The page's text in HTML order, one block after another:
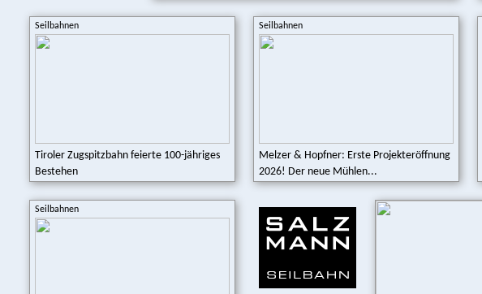
Seilbahnen
Tiroler Zugspitzbahn feierte 100-jähriges
Bestehen
Seilbahnen
Melzer & Hopfner: Erste Projekteröffnung
2026! Der neue Mühlen...
Seilbahnen